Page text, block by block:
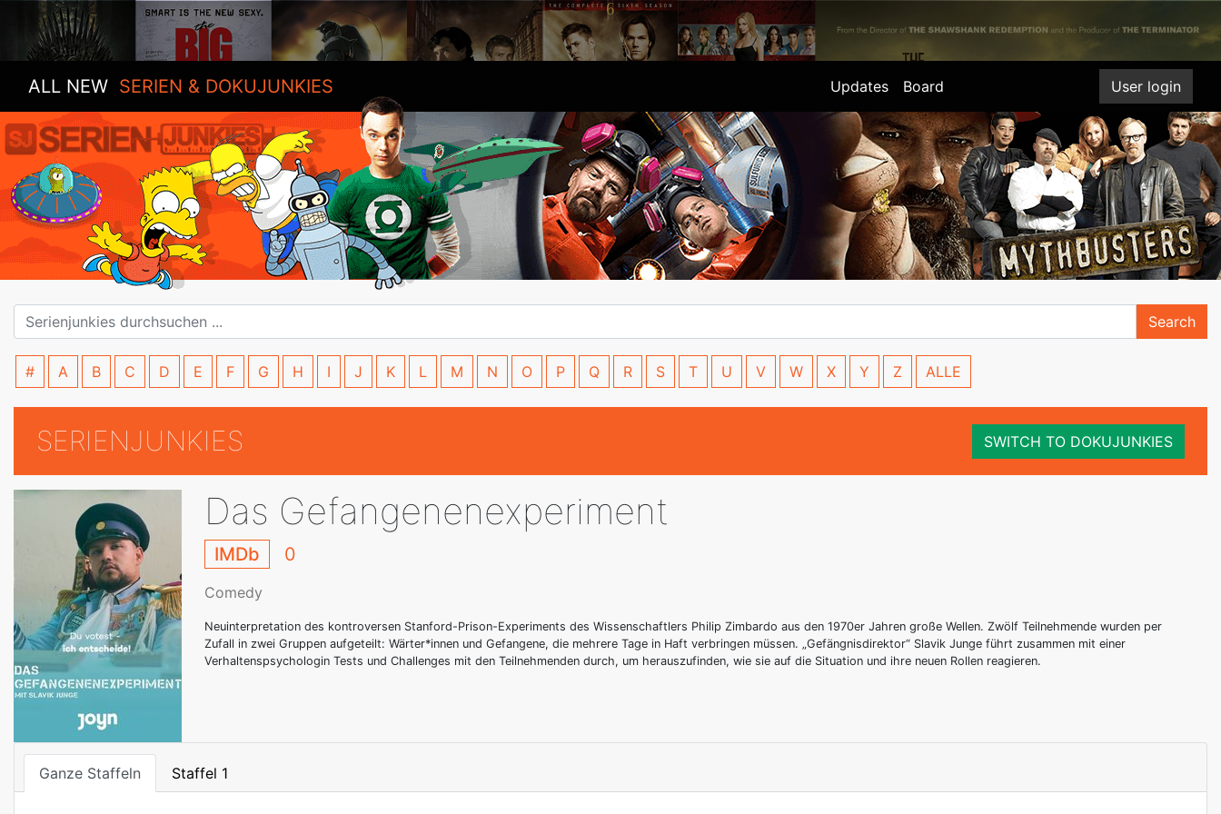
ALL NEW SERIEN & DOKUJUNKIES Updates Board User login
Search
# A B C D E F G H I J K L M N O P Q R S T U V W X Y Z ALLE
SERIENJUNKIES SWITCH TO DOKUJUNKIES
Das Gefangenenexperiment
IMDb 0
Comedy
Neuinterpretation des kontroversen Stanford-Prison-Experiments des Wissenschaftlers Philip Zimbardo aus den 1970er Jahren große Wellen. Zwölf Teilnehmende wurden per
Zufall in zwei Gruppen aufgeteilt: Wärter*innen und Gefangene, die mehrere Tage in Haft verbringen müssen. „Gefängnisdirektor“ Slavik Junge führt zusammen mit einer
Verhaltenspsychologin Tests und Challenges mit den Teilnehmenden durch, um herauszufinden, wie sie auf die Situation und ihre neuen Rollen reagieren.
Ganze Staffeln Staffel 1